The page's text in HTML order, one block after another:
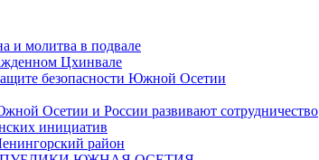
и молитва в подвале
Цхинвале
безопасности Южной Осетии
Осетии и России развивают сотрудничество
инициатив
район